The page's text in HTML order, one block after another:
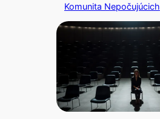
Komunita Nepočujúcich